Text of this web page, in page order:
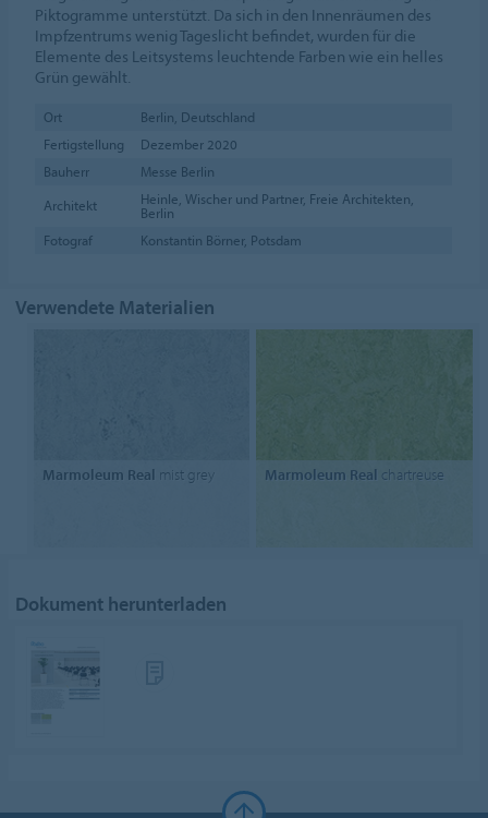
Piktogramme unterstützt. Da sich in den Innenräumen des
Impfzentrums wenig Tageslicht befindet, wurden für die
Elemente des Leitsystems leuchtende Farben wie ein helles
Grün gewählt.
Ort
Berlin, Deutschland
Fertigstellung
Dezember 2020
Bauherr
Messe Berlin
Architekt
Heinle, Wischer und Partner, Freie Architekten,
Berlin
Fotograf
Konstantin Börner, Potsdam
Verwendete Materialien
Marmoleum Real mist grey Marmoleum Real chartreuse
Dokument herunterladen